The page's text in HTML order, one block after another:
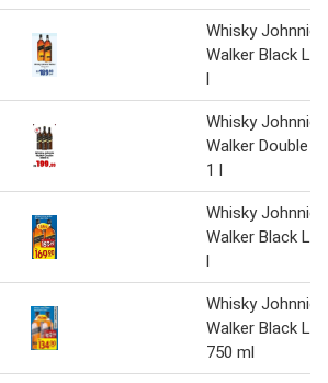
Whisky Johnnie
Walker Black
l
Whisky Johnnie
Walker Double
1 l
Whisky Johnnie
Walker Black
l
Whisky Johnnie
Walker Black
750 ml